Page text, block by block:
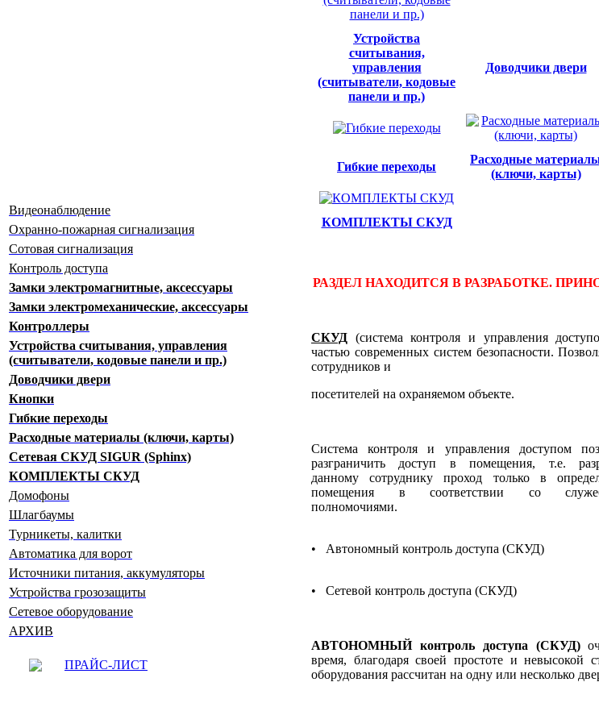
Видеонаблюдение
Охранно-пожарная сигнализация
Сотовая сигнализация
Контроль доступа
Замки электромагнитные, аксессуары
Замки электромеханические, аксессуары
Контроллеры
Устройства считывания, управления
(считыватели, кодовые панели и пр.)
Доводчики двери
Кнопки
Гибкие переходы
Расходные материалы (ключи, карты)
Сетевая СКУД SIGUR (Sphinx)
КОМПЛЕКТЫ СКУД
Домофоны
Шлагбаумы
Турникеты, калитки
Автоматика для ворот
Источники питания, аккумуляторы
Устройства грозозащиты
Сетевое оборудование
АРХИВ
ПРАЙС-ЛИСТ
Устройства
считывания,
управления
(считыватели, кодовые
панели и пр.)
Доводчики двери
Гибкие переходы
Расходные
(ключи, карты)
КОМПЛЕКТЫ СКУД
РАЗДЕЛ НАХОДИТСЯ В РАЗРАБОТКЕ.
СКУД (система контроля и управления
частью современных систем безопасности.
сотрудников и
посетителей на охраняемом объекте.
Система контроля и управления доступом
разграничить доступ в помещения, т.е.
данному сотруднику проход только в
помещения в соответствии со
полномочиями.
• Автономный контроль доступа (СКУД)
• Сетевой контроль доступа (СКУД)
АВТОНОМНЫЙ контроль доступа (СКУД)
время, благодаря своей простоте и невысокой
оборудования рассчитан на одну или несколько